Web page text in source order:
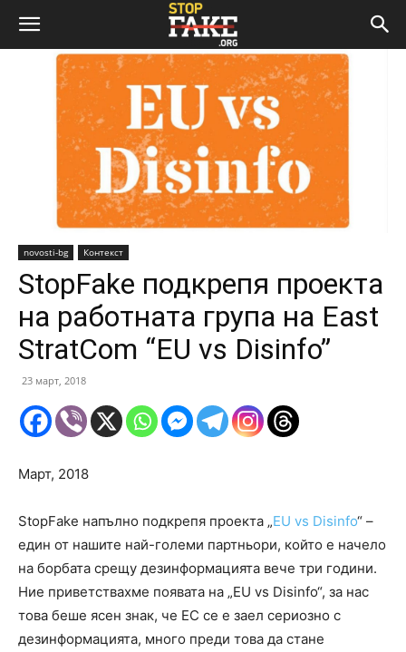
novosti-bg Контекст
StopFake подкрепя проекта
на работната група на East
StratCom “EU vs Disinfo”
23 март, 2018
Март, 2018
StopFake напълно подкрепя проекта „EU vs Disinfo“ –
един от нашите най-големи партньори, който е начело
на борбата срещу дезинформацията вече три години.
Ние приветствахме появата на „EU vs Disinfo“, за нас
това беше ясен знак, че ЕС се е заел сериозно с
дезинформацията, много преди това да стане